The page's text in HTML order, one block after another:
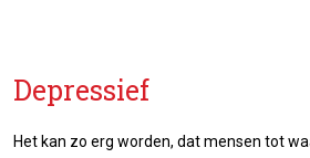
Depressief
Het kan zo erg worden, dat mensen tot